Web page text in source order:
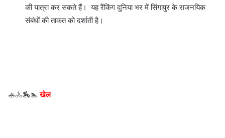
की यात्रा कर सकते हैं। यह रैंकिंग दुनिया भर में सिंगापुर के राजनयिक
संबंधों की ताकत को दर्शाती है।
🚣🚴🏇🏊खेल